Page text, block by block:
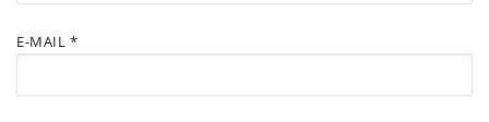
E-MAIL *